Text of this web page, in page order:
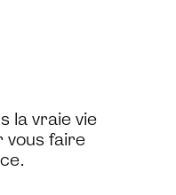
la vraie vie
vous faire